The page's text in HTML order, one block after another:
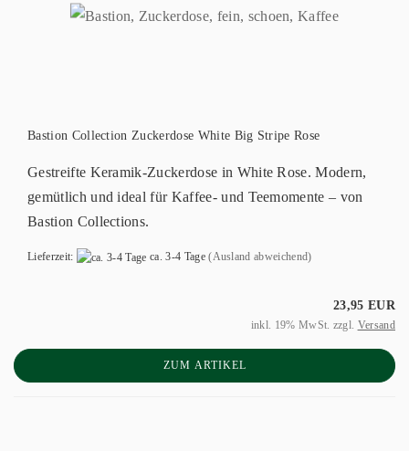
Bastion Collection Zuckerdose White Big Stripe Rose
Gestreifte Keramik-Zuckerdose in White Rose. Modern,
gemütlich und ideal für Kaffee- und Teemomente – von
Bastion Collections.
Lieferzeit: ca. 3-4 Tage (Ausland abweichend)
23,95 EUR
inkl. 19% MwSt. zzgl. Versand
ZUM ARTIKEL